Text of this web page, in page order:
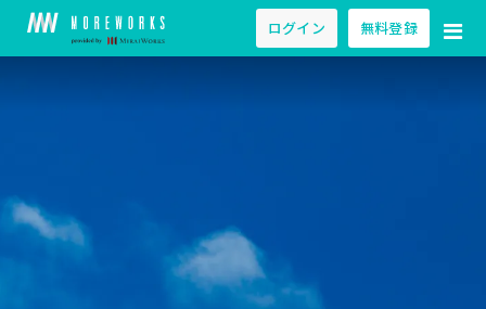
ログイン 無料登録